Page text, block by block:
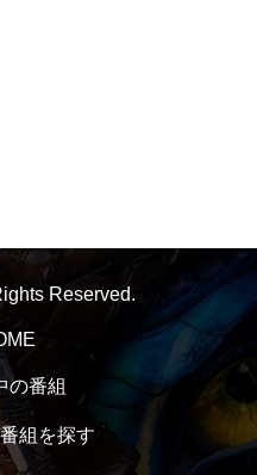
Reserved.
の番組
組を探す